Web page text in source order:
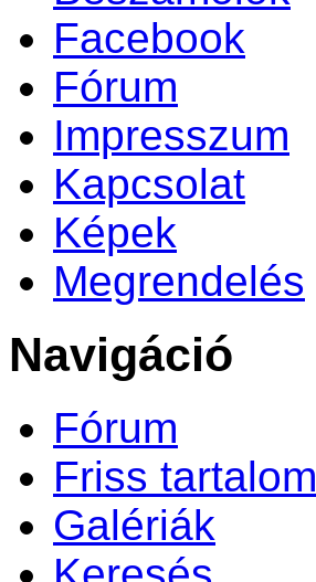
Facebook
Fórum
Impresszum
Kapcsolat
Képek
Megrendelés
Navigáció
Fórum
Friss tartalom
Galériák